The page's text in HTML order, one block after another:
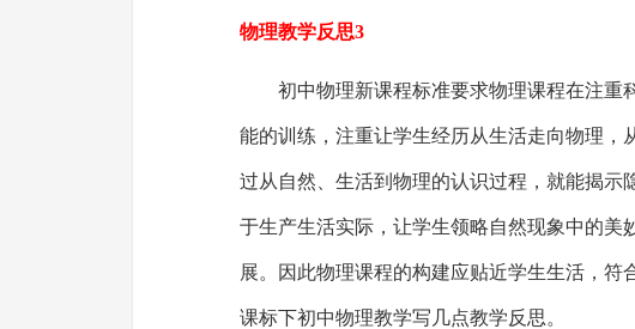
物理教学反思3
初中物理新课程标准要求物理课程在注重
能的训练，注重让学生经历从生活走向物理，
过从自然、生活到物理的认识过程，就能揭示
于生产生活实际，让学生领略自然现象中的美
展。因此物理课程的构建应贴近学生生活，符
课标下初中物理教学写几点教学反思。